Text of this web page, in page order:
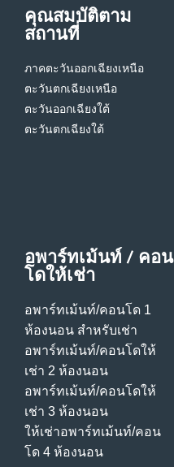
คุณสมบัติตาม
สถานที่
ภาคตะวันออกเฉียงเหนือ
ตะวันตกเฉียงเหนือ
ตะวันออกเฉียงใต้
ตะวันตกเฉียงใต้
อพาร์ทเม้นท์ / คอน
โดให้เช่า
อพาร์ทเม้นท์/คอนโด 1
ห้องนอน สําหรับเช่า
อพาร์ทเม้นท์/คอนโดให้
เช่า 2 ห้องนอน
อพาร์ทเม้นท์/คอนโดให้
เช่า 3 ห้องนอน
ให้เช่าอพาร์ทเม้นท์/คอน
โด 4 ห้องนอน